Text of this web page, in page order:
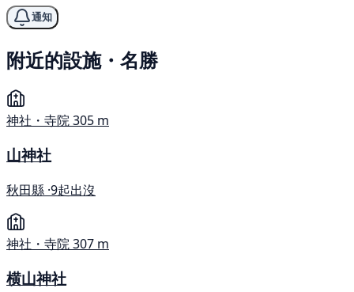
通知
附近的設施・名勝
神社・寺院305 m
山神社
秋田縣 ·9起出沒
神社・寺院307 m
横山神社